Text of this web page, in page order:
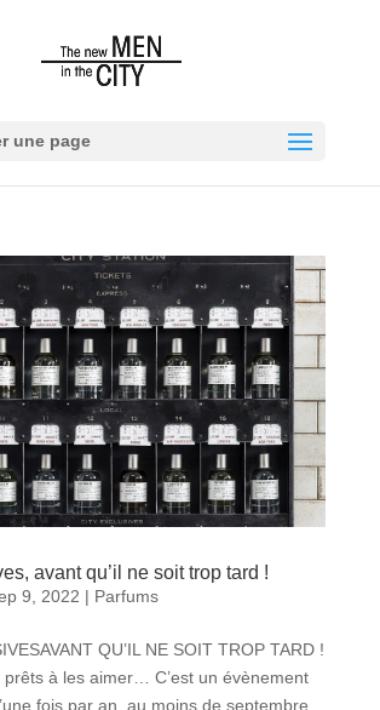
une page
avant qu’il ne soit trop tard !
9, 2022 | Parfums
QU’IL NE SOIT TROP TARD !
prêts à les aimer… C’est un évènement
fois par an, au moins de septembre.